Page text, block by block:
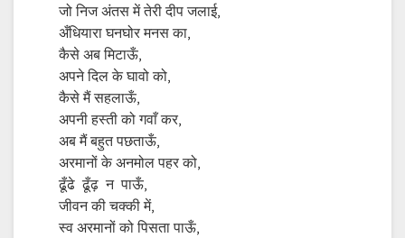
जो निज अंतस में तेरी दीप जलाई,
अँधियारा घनघोर मनस का,
कैसे अब मिटाऊँ,
अपने दिल के घावो को,
कैसे मैं सहलाऊँ,
अपनी हस्ती को गवाँ कर,
अब मैं बहुत पछताऊँ,
अरमानों के अनमोल पहर को,
ढूँढे ढूँढ़ न पाऊँ,
जीवन की चक्की में,
स्व अरमानों को पिसता पाऊँ,